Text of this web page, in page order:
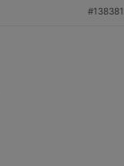
#138381